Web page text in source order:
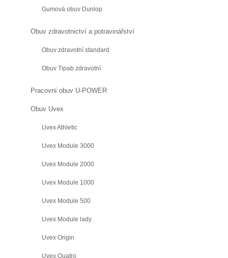
Gumová obuv Dunlop
Obuv zdravotnictví a potravinářství
Obuv zdravotní standard
Obuv Tipab zdravotní
Pracovní obuv U-POWER
Obuv Uvex
Uvex Athletic
Uvex Module 3000
Uvex Module 2000
Uvex Module 1000
Uvex Module 500
Uvex Module lady
Uvex Origin
Uvex Quatro